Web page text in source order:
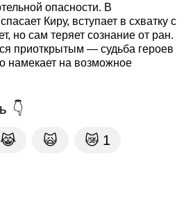
опасности. В
Киру, вступает в схватку с
но сам теряет сознание от ран.
приоткрытым — судьба героев
намекает на возможное
😹 🙀 😿 1